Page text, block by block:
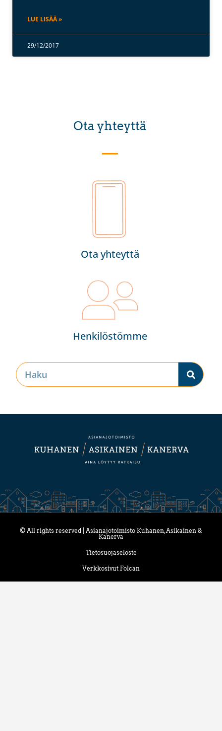
LUE LISÄÄ »
29/12/2017
Ota yhteyttä
Ota yhteyttä
Henkilöstömme
© All rights reserved | Asianajotoimisto Kuhanen, Asikainen &
Kanerva
Tietosuojaseloste
Verkkosivut Folcan